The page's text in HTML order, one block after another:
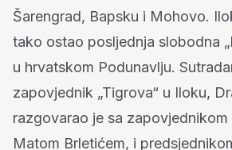
Šarengrad, Bapsku i Mohovo.
tako ostao posljednja slobodna
u hrvatskom Podunavlju.
zapovjednik „Tigrova“ u Iloku,
razgovarao je sa
Matom Brletićem, i